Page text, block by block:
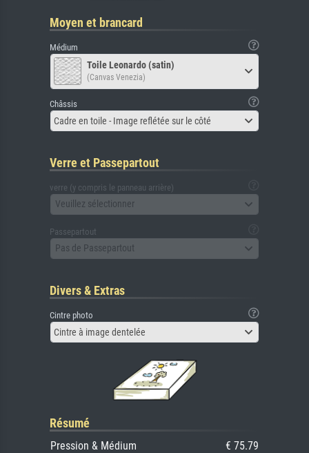
Moyen et brancard
Médium
Toile Leonardo (satin)
(Canvas Venezia)
Châssis
Cadre en toile - Image reflétée sur le côté
Verre et Passepartout
verre (y compris le panneau arrière)
Veuillez sélectionner
Passepartout
Pas de Passepartout
Divers & Extras
Cintre photo
Cintre à image dentelée
Résumé
Pression & Médium
€ 75.79